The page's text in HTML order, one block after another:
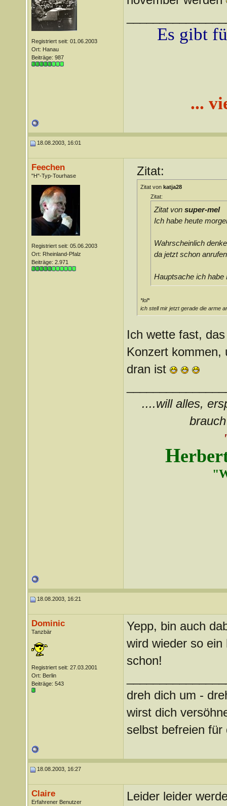
Registriert seit: 01.06.2003
Ort: Hanau
Beiträge: 987
Es gibt
...
18.08.2003, 16:01
Feechen
"H"-Typ-Tourhase
Registriert seit: 05.06.2003
Ort: Rheinland-Pfalz
Beiträge: 2.971
Zitat:
Zitat von katja28
Zitat:
Zitat von super-mel
Ich habe heute
Wahrscheinlich
da jetzt schon
Hauptsache ich habe
*lol*
ich stell mir jetzt gerade die arme
Ich wette fast,
Konzert kommen,
dran ist
....will alles,
Herber
18.08.2003, 16:21
Dominic
Tanzbär
Registriert seit: 27.03.2001
Ort: Berlin
Beiträge: 543
Yepp, bin auch
wird wieder so
schon!
dreh dich um -
wirst dich
selbst befreien
18.08.2003, 16:27
Claire
Erfahrener Benutzer
Leider leider